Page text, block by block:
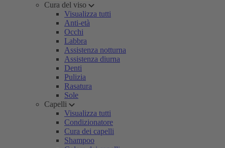
Cura del viso
Visualizza tutti
Anti-età
Occhi
Labbra
Assistenza notturna
Assistenza diurna
Denti
Pulizia
Rasatura
Sole
Capelli
Visualizza tutti
Condizionatore
Cura dei capelli
Shampoo